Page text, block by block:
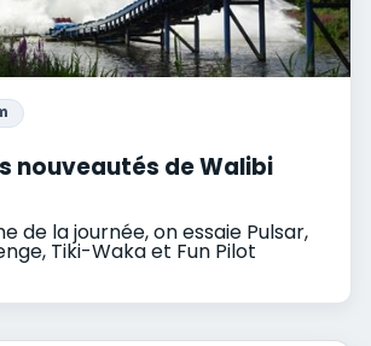
nouveautés de Walibi
de la journée, on essaie Pulsar,
Tiki-Waka et Fun Pilot